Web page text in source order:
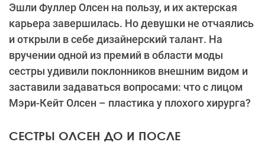
Эшли Фуллер Олсен на пользу, и их актерская
карьера завершилась. Но девушки не отчаялись
и открыли в себе дизайнерский талант. На
вручении одной из премий в области моды
сестры удивили поклонников внешним видом и
заставили задаваться вопросами: что с лицом
Мэри-Кейт Олсен – пластика у плохого хирурга?
СЕСТРЫ ОЛСЕН ДО И ПОСЛЕ